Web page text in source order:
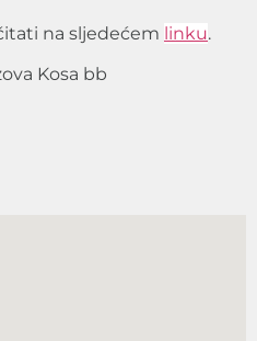
na sljedećem linku.
Kosa bb